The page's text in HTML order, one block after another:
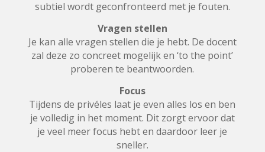
subtiel wordt geconfronteerd met je fouten.
Vragen stellen
Je kan alle vragen stellen die je hebt. De docent
zal deze zo concreet mogelijk en ‘to the point’
proberen te beantwoorden.
Focus
Tijdens de privéles laat je even alles los en ben
je volledig in het moment. Dit zorgt ervoor dat
je veel meer focus hebt en daardoor leer je
sneller.